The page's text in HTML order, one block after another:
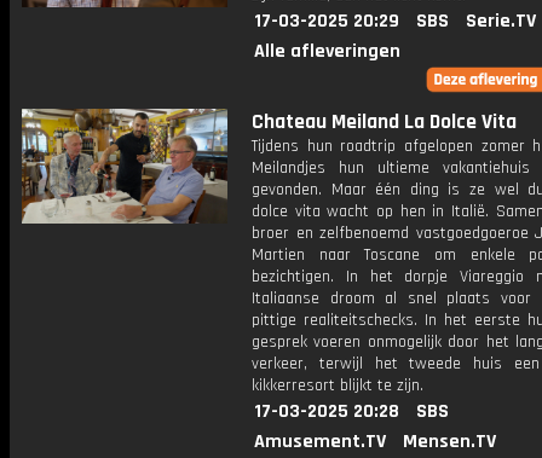
17-03-2025 20:29 SBS
Serie.TV
Alle afleveringen
Chateau Meiland La Dolce Vita
Tijdens hun roadtrip afgelopen zomer
Meilandjes hun ultieme
gevonden. Maar één ding is ze wel
dolce vita wacht op hen in Italië.
broer en zelfbenoemd vastgoedgoeroe
Martien naar Toscane om enkele
bezichtigen. In het dorpje Viareggio
Italiaanse droom al snel plaats voor
pittige realiteitschecks. In het eerste
gesprek voeren onmogelijk door het
verkeer, terwijl het tweede huis een
kikkerresort blijkt te zijn.
17-03-2025 20:28
SBS
Amusement.TV
Mensen.TV